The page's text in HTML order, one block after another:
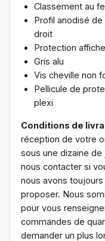
Classement au
Profil anodisé
droit
Protection
Gris alu
Vis cheville non
Pellicule de
plexi
Conditions de
réception de votre
sous une dizaine
nous contacter si
nous avons
proposer. Nous
pour vous
commandes de
demander un plus